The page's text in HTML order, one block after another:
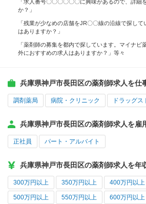
「求人番号〇〇〇〇〇〇に興味があるので、詳細
か？」
「残業が少なめの店舗をJR〇〇線の沿線で探し
はありますか？」
「薬剤師の募集を都内で探しています。マイナビ
外におすすめの求人はありますか？」等々
兵庫県神戸市長田区の薬剤師求人を仕
調剤薬局 病院・クリニック ドラッグス
兵庫県神戸市長田区の薬剤師求人を雇
正社員 パート・アルバイト
兵庫県神戸市長田区の薬剤師求人を年
300万円以上 350万円以上 400万円以上
500万円以上 550万円以上 600万円以上